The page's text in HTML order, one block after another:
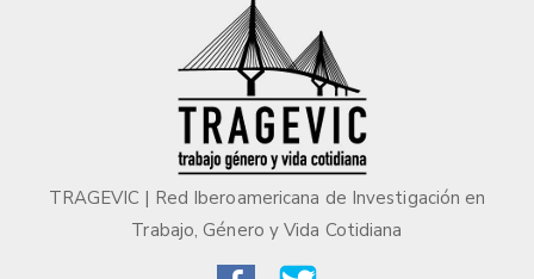
TRAGEVIC | Red Iberoamericana de Investigación en
Trabajo, Género y Vida Cotidiana